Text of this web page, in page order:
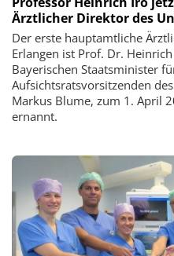
Ärztlicher Direktor des
Der erste hauptamtliche
Erlangen ist Prof. Dr.
Bayerischen Staatsminister
Aufsichtsratsvorsitzenden
Markus Blume, zum 1. April
ernannt.